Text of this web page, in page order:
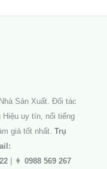
Sản Xuất. Đối tác
uy tín, nổi tiếng
giá tốt nhất. Trụ
| 👩 0988 569 267